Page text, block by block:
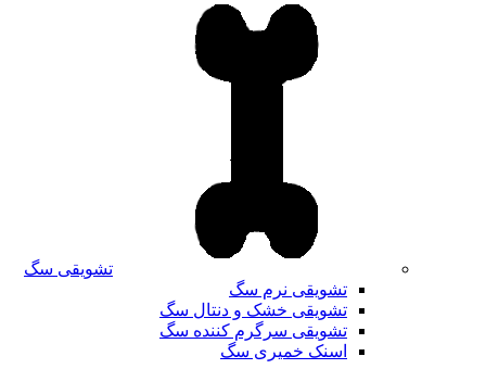
تشویقی سگ
تشویقی نرم سگ
تشویقی خشک و دنتال سگ
تشویقی سرگرم کننده سگ
اسنک خمیری سگ